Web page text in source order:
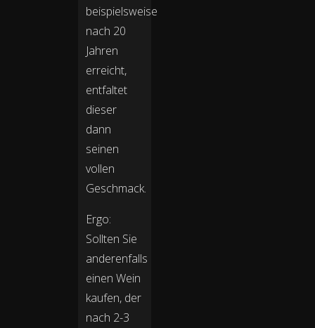
beispielsweise
nach 20
Jahren
erreicht,
entfaltet
dieser
dann
seinen
vollen
Geschmack.
Ergo:
Sollten Sie
anderenfalls
einen Wein
kaufen, der
nach 2-3